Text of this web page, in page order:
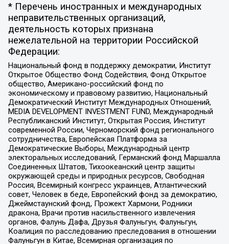
* Перечень иностранных и международных
неправительственных организаций,
деятельность которых признана
нежелательной на территории Российской
Федерации:
Национальный фонд в поддержку демократии, Институт
Открытое Общество Фонд Содействия, Фонд Открытое
общество, Американо-российский фонд по
экономическому и правовому развитию, Национальный
Демократический Институт Международных Отношений,
MEDIA DEVELOPMENT INVESTMENT FUND, Международный
Республиканский Институт, Открытая Россия, Институт
современной России, Черноморский фонд регионального
сотрудничества, Европейская Платформа за
Демократические Выборы, Международный центр
электоральных исследований, Германский фонд Маршалла
Соединенных Штатов, Тихоокеанский центр защиты
окружающей среды и природных ресурсов, Свободная
Россия, Всемирный конгресс украинцев, Атлантический
совет, Человек в беде, Европейский фонд за демократию,
Джеймстаунский фонд, Прожект Хармони, Родники
дракона, Врачи против насильственного извлечения
органов, Фалунь Дафа, Друзья Фалуньгун, Фалуньгун,
Коалиция по расследованию преследования в отношении
Фалуньгун в Китае, Всемирная организация по